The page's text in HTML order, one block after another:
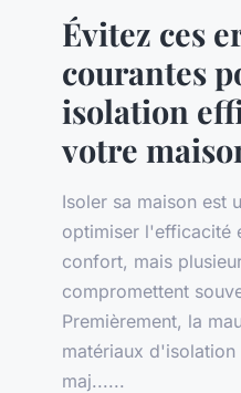
Évitez ces
courantes
isolation
votre
Isoler sa maison est
optimiser l'efficacité
confort, mais
compromettent
Premièrement, la
matériaux
maj......